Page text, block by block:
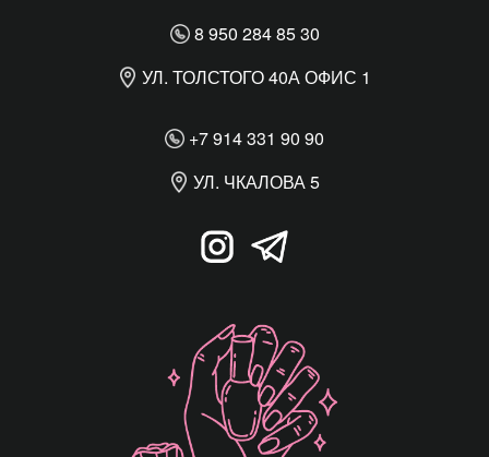
8 950 284 85 30
УЛ. ТОЛСТОГО 40А ОФИС 1
+7 914 331 90 90
УЛ. ЧКАЛОВА 5